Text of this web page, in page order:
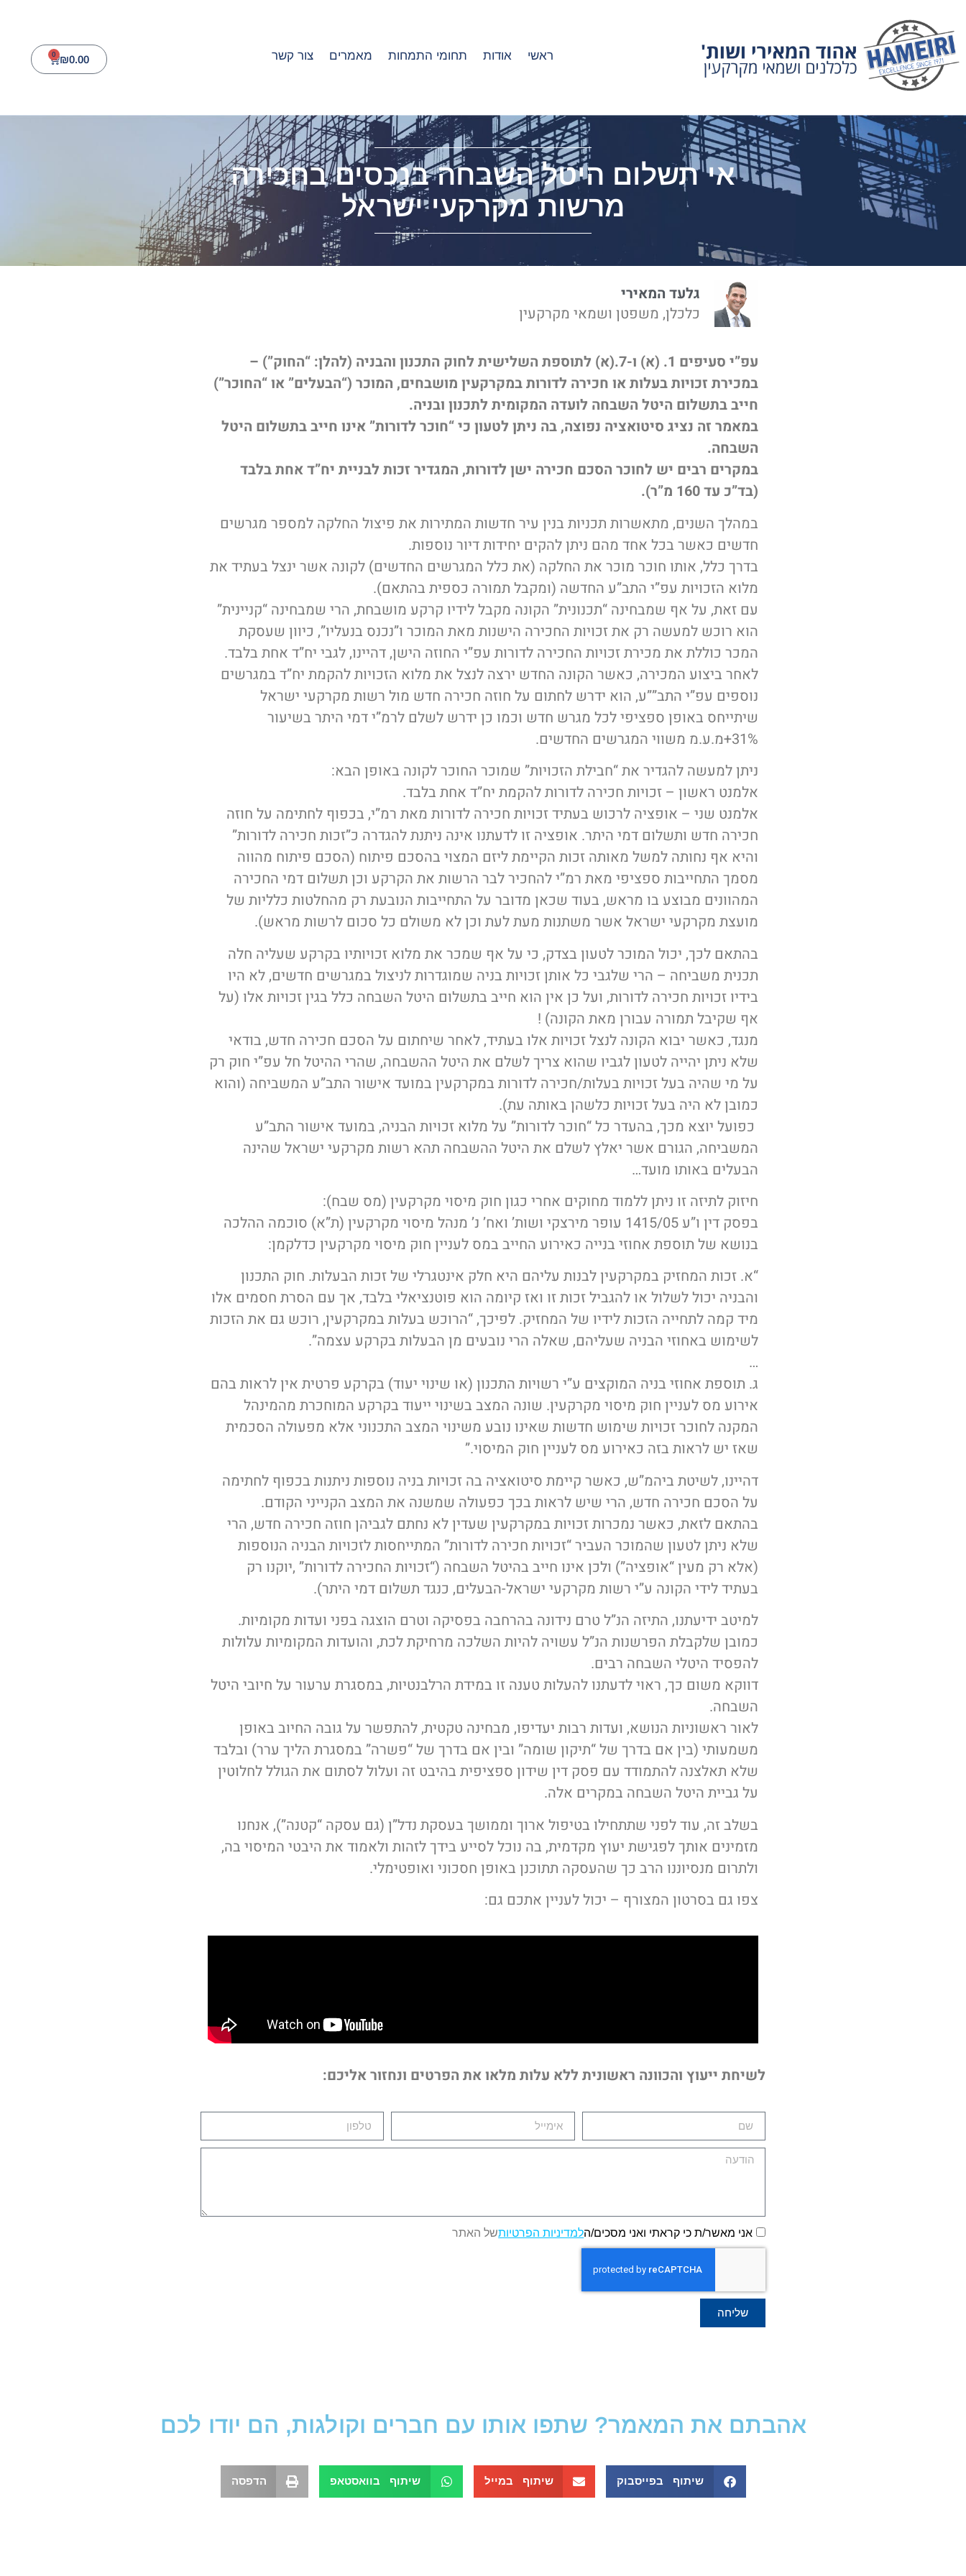
ראשי אודות תחומי התמחות מאמרים צור קשר ₪0.00
0
אי תשלום היטל השבחה בנכסים בחכירה
מרשות מקרקעי ישראל
גלעד המאירי
כלכלן, משפטן ושמאי מקרקעין
עפ”י סעיפים 1. (א) ו-7.(א) לתוספת השלישית לחוק התכנון והבניה (להלן: “החוק”) –
במכירת זכויות בעלות או חכירה לדורות במקרקעין מושבחים, המוכר (“הבעלים” או “החוכר”)
חייב בתשלום היטל השבחה לועדה המקומית לתכנון ובניה.
במאמר זה נציג סיטואציה נפוצה, בה ניתן לטעון כי “חוכר לדורות” אינו חייב בתשלום היטל
השבחה.
במקרים רבים יש לחוכר הסכם חכירה ישן לדורות, המגדיר זכות לבניית יח”ד אחת בלבד
(בד”כ עד 160 מ”ר).
במהלך השנים, מתאשרות תכניות בנין עיר חדשות המתירות את פיצול החלקה למספר מגרשים
חדשים כאשר בכל אחד מהם ניתן להקים יחידות דיור נוספות.
בדרך כלל, אותו חוכר מוכר את החלקה (את כלל המגרשים החדשים) לקונה אשר ינצל בעתיד את
מלוא הזכויות עפ”י התב”ע החדשה (ומקבל תמורה כספית בהתאם).
עם זאת, על אף שמבחינה “תכנונית” הקונה מקבל לידיו קרקע מושבחת, הרי שמבחינה “קניינית”
הוא רוכש למעשה רק את זכויות החכירה הישנות מאת המוכר ו”נכנס בנעליו”, כיוון שעסקת
המכר כוללת את מכירת זכויות החכירה לדורות עפ”י החוזה הישן, דהיינו, לגבי יח”ד אחת בלבד.
לאחר ביצוע המכירה, כאשר הקונה החדש ירצה לנצל את מלוא הזכויות להקמת יח”ד במגרשים
נוספים עפ”י התב””ע, הוא ידרש לחתום על חוזה חכירה חדש מול רשות מקרקעי ישראל
שיתייחס באופן ספציפי לכל מגרש חדש וכמו כן ידרש לשלם לרמ”י דמי היתר בשיעור
31%+מ.ע.מ משווי המגרשים החדשים.
ניתן למעשה להגדיר את “חבילת הזכויות” שמוכר החוכר לקונה באופן הבא:
אלמנט ראשון – זכויות חכירה לדורות להקמת יח”ד אחת בלבד.
אלמנט שני – אופציה לרכוש בעתיד זכויות חכירה לדורות מאת רמ”י, בכפוף לחתימה על חוזה
חכירה חדש ותשלום דמי היתר. אופציה זו לדעתנו אינה ניתנת להגדרה כ”זכות חכירה לדורות”
והיא אף נחותה למשל מאותה זכות הקיימת ליזם המצוי בהסכם פיתוח (הסכם פיתוח מהווה
מסמך התחייבות ספציפי מאת רמ”י להחכיר לבר הרשות את הקרקע וכן תשלום דמי החכירה
המהוונים מבוצע בו מראש, בעוד שכאן מדובר על התחייבות הנובעת רק מהחלטות כלליות של
מועצת מקרקעי ישראל אשר משתנות מעת לעת וכן לא משולם כל סכום לרשות מראש).
בהתאם לכך, יכול המוכר לטעון בצדק, כי על אף שמכר את מלוא זכויותיו בקרקע שעליה חלה
תכנית משביחה – הרי שלגבי כל אותן זכויות בניה שמוגדרות לניצול במגרשים חדשים, לא היו
בידיו זכויות חכירה לדורות, ועל כן אין הוא חייב בתשלום היטל השבחה כלל בגין זכויות אלו (על
אף שקיבל תמורה עבורן מאת הקונה) !
מנגד, כאשר יבוא הקונה לנצל זכויות אלו בעתיד, לאחר שיחתום על הסכם חכירה חדש, בודאי
שלא ניתן יהייה לטעון לגביו שהוא צריך לשלם את היטל ההשבחה, שהרי ההיטל חל עפ”י חוק רק
על מי שהיה בעל זכויות בעלות/חכירה לדורות במקרקעין במועד אישור התב”ע המשביחה (והוא
כמובן לא היה בעל זכויות כלשהן באותה עת).
כפועל יוצא מכך, בהעדר כל “חוכר לדורות” על מלוא זכויות הבניה, במועד אישור התב”ע
המשביחה, הגורם אשר יאלץ לשלם את היטל ההשבחה תהא רשות מקרקעי ישראל שהינה
הבעלים באותו מועד…
חיזוק לתיזה זו ניתן ללמוד מחוקים אחרי כגון חוק מיסוי מקרקעין (מס שבח):
בפסק דין ו”ע 1415/05 עופר מירצקי ושות’ ואח’ נ’ מנהל מיסוי מקרקעין (ת”א) סוכמה ההלכה
בנושא של תוספת אחוזי בנייה כאירוע החייב במס לעניין חוק מיסוי מקרקעין כדלקמן:
“א. זכות המחזיק במקרקעין לבנות עליהם היא חלק אינטגרלי של זכות הבעלות. חוק התכנון
והבניה יכול לשלול או להגביל זכות זו ואז קיומה הוא פוטנציאלי בלבד, אך עם הסרת חסמים אלו
מיד קמה לתחייה הזכות לידיו של המחזיק. לפיכך, “הרוכש בעלות במקרקעין, רוכש גם את הזכות
לשימוש באחוזי הבניה שעליהם, שאלה הרי נובעים מן הבעלות בקרקע עצמה”.
…
ג. תוספת אחוזי בניה המוקצים ע”י רשויות התכנון (או שינוי יעוד) בקרקע פרטית אין לראות בהם
אירוע מס לעניין חוק מיסוי מקרקעין. שונה המצב בשינוי ייעוד בקרקע המוחכרת מהמינהל
המקנה לחוכר זכויות שימוש חדשות שאינו נובע משינוי המצב התכנוני אלא מפעולה הסכמית
שאז יש לראות בזה כאירוע מס לעניין חוק המיסוי.”
דהיינו, לשיטת ביהמ”ש, כאשר קיימת סיטואציה בה זכויות בניה נוספות ניתנות בכפוף לחתימה
על הסכם חכירה חדש, הרי שיש לראות בכך כפעולה שמשנה את המצב הקנייני הקודם.
בהתאם לזאת, כאשר נמכרות זכויות במקרקעין שעדין לא נחתם לגביהן חוזה חכירה חדש, הרי
שלא ניתן לטעון שהמוכר העביר “זכויות חכירה לדורות” המתייחסות לזכויות הבניה הנוספות
(אלא רק מעין “אופציה”) ולכן אינו חייב בהיטל השבחה (“זכויות החכירה לדורות” ,יוקנו רק
בעתיד לידי הקונה ע”י רשות מקרקעי ישראל-הבעלים, כנגד תשלום דמי היתר).
למיטב ידיעתנו, התיזה הנ”ל טרם נידונה בהרחבה בפסיקה וטרם הוצגה בפני ועדות מקומיות.
כמובן שלקבלת הפרשנות הנ”ל עשויה להיות השלכה מרחיקת לכת, והועדות המקומיות עלולות
להפסיד היטלי השבחה רבים.
דווקא משום כך, ראוי לדעתנו להעלות טענה זו במידת הרלבנטיות, במסגרת ערעור על חיובי היטל
השבחה.
לאור ראשוניות הנושא, ועדות רבות יעדיפו, מבחינה טקטית, להתפשר על גובה החיוב באופן
משמעותי (בין אם בדרך של “תיקון שומה” ובין אם בדרך של “פשרה” במסגרת הליך ערר) ובלבד
שלא תאלצנה להתמודד עם פסק דין שידון ספציפית בהיבט זה ועלול לסתום את הגולל לחלוטין
על גביית היטל השבחה במקרים אלה.
בשלב זה, עוד לפני שתתחילו בטיפול ארוך וממושך בעסקת נדל”ן (גם עסקה “קטנה”), אנחנו
מזמינים אותך לפגישת יעוץ מקדמית, בה נוכל לסייע בידך לזהות ולאמוד את היבטי המיסוי בה,
ולתרום מנסיוננו הרב כך שהעסקה תתוכנן באופן חסכוני ואופטימלי.
צפו גם בסרטון המצורף – יכול לעניין אתכם גם:
לשיחת ייעוץ והכוונה ראשונית ללא עלות מלאו את הפרטים ונחזור אליכם:
אני מאשר/ת כי קראתי ואני מסכים/הלמדיניות הפרטיותשל האתר
שליחה
אהבתם את המאמר? שתפו אותו עם חברים וקולגות, הם יודו לכם
שיתוף בפייסבוק שיתוף במייל שיתוף בוואסטאפ הדפסה